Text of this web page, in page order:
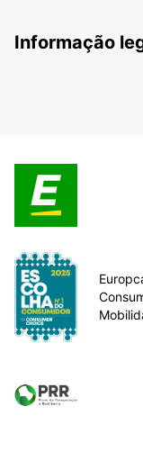
Informação